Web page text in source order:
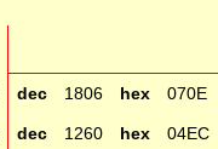
dec 1806 hex 070E
dec 1260 hex 04EC